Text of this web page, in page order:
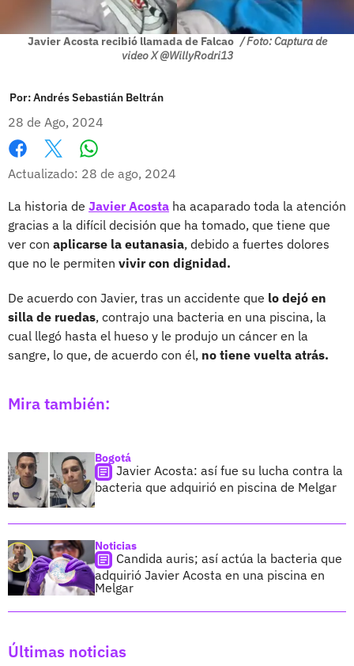
Javier Acosta recibió llamada de Falcao / Foto: Captura de
video X @WillyRodri13
Por:Andrés Sebastián Beltrán
28 de Ago, 2024
Facebook
X
Actualizado: 28 de ago, 2024
La historia de Javier Acosta ha acaparado toda la atención
gracias a la difícil decisión que ha tomado, que tiene que
ver con aplicarse la eutanasia, debido a fuertes dolores
que no le permiten vivir con dignidad.
De acuerdo con Javier, tras un accidente que lo dejó en
silla de ruedas, contrajo una bacteria en una piscina, la
cual llegó hasta el hueso y le produjo un cáncer en la
sangre, lo que, de acuerdo con él, no tiene vuelta atrás.
Mira también:
Bogotá
Javier Acosta: así fue su lucha contra la
bacteria que adquirió en piscina de Melgar
Noticias
Candida auris; así actúa la bacteria que
adquirió Javier Acosta en una piscina en
Melgar
Últimas noticias